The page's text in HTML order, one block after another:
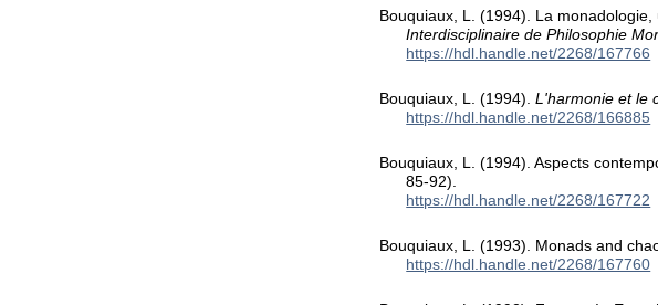
Bouquiaux, L. (1994). La
Interdisciplinaire de Philosophie
https://hdl.handle.net/2268/167766
Bouquiaux, L. (1994).L'harmonie et le
https://hdl.handle.net/2268/166885
Bouquiaux, L. (1994). Aspects
85-92).
https://hdl.handle.net/2268/167722
Bouquiaux, L. (1993). Monads and
https://hdl.handle.net/2268/167760